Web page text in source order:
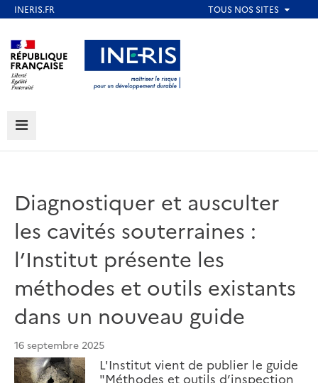
au
contenu
principal
Aller au contenu Aller au menu
Aller au pied de page
MENU
Diagnostiquer et ausculter
les cavités souterraines :
l’Institut présente les
méthodes et outils existants
dans un nouveau guide
16 septembre 2025
L'Institut vient de publier le guide
"Méthodes et outils d’inspection